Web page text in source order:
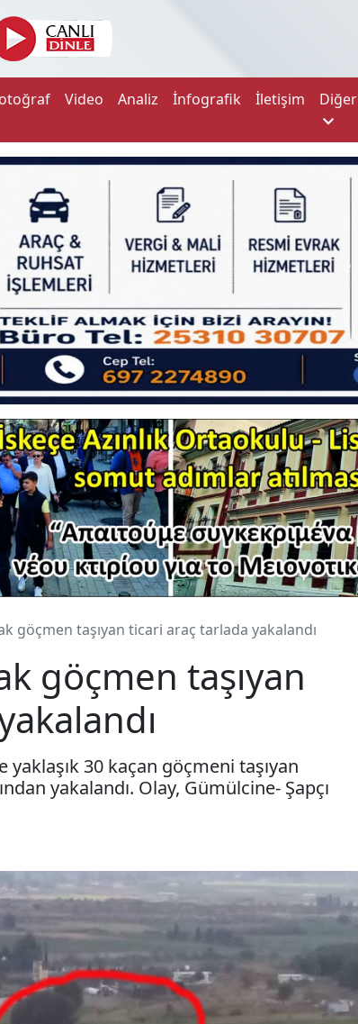
Video Analiz İnfografik İletişim Diğer
göçmen taşıyan ticari araç tarlada yakalandı
göçmen taşıyan
30 kaçan göçmeni taşıyan
yakalandı. Olay, Gümülcine- Şapçı